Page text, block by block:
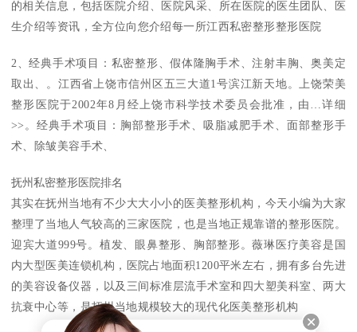
的相关信息，包括医院介绍、医院风采、所在医院的医生团队、医
生介绍等资讯，全方位向您介绍每一所江西私密整形整形医院
2、经典手术项目：私密整形、假体隆胸手术、注射丰胸、奥美定
取出、。江西省上饶市信州区五三大道1号滨江新天地。上饶荣美
整形医院于2002年8月经上饶市科学技术委员会批准，由…详细
>>。经典手术项目：胸部整形手术、吸脂减肥手术、面部整形手
术、除皱美容手术、
抚州私密整形医院排名
其实在抚州当地有不少大大小小的医美整形机构，今天小编为大家
整理了当地人气较高的三家医院，也是当地正规靠谱的整形医院。
迎宾大道999号。植发、眼鼻整形、胸部整形。薇琳医疗美容是国
内大型医美连锁机构，医院占地面积1200平米左右，拥有多台先进
的美容设备仪器，以及三间标准层流手术室和四大塑美科室、两大
抗衰中心等，是抚州当地规模较大的现代化医美整形机构